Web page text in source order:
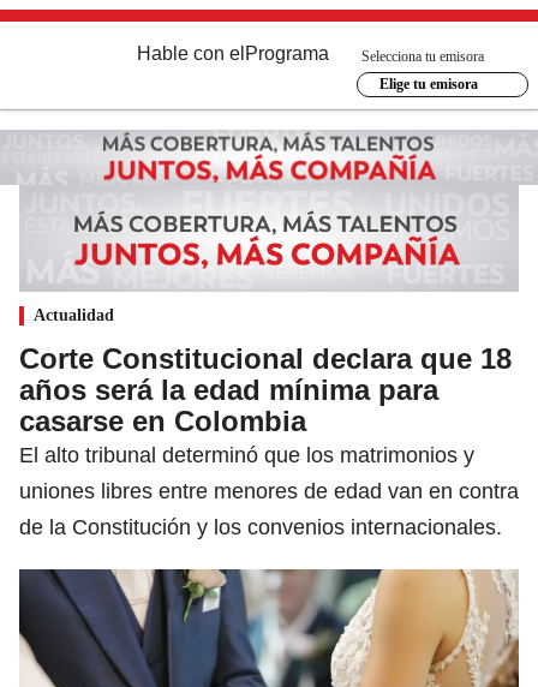
Hable con el Programa
Selecciona tu emisora
Elige tu emisora
Actualidad
Corte Constitucional declara que 18
años será la edad mínima para
casarse en Colombia
El alto tribunal determinó que los matrimonios y
uniones libres entre menores de edad van en contra
de la Constitución y los convenios internacionales.